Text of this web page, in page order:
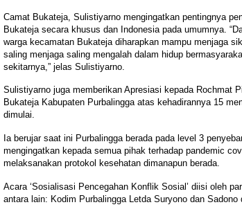
Camat Bukateja, Sulistiyarno mengingatkan pentingnya
Bukateja secara khusus dan Indonesia pada umumnya.
warga kecamatan Bukateja diharapkan mampu menjaga
saling menjaga saling mengalah dalam hidup
sekitarnya,” jelas Sulistiyarno.
Sulistiyarno juga memberikan Apresiasi kepada Rochmat
Bukateja Kabupaten Purbalingga atas kehadirannya 15
dimulai.
Ia berujar saat ini Purbalingga berada pada level 3
mengingatkan kepada semua pihak terhadap pandemic
melaksanakan protokol kesehatan dimanapun berada.
Acara ‘Sosialisasi Pencegahan Konflik Sosial’ diisi oleh
antara lain: Kodim Purbalingga Letda Suryono dan Sadono